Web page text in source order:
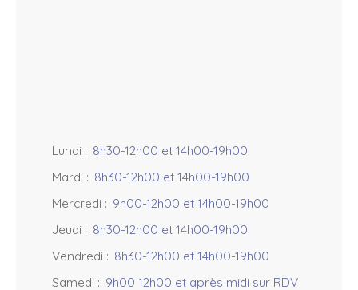
Lundi : 8h30-12h00 et 14h00-19h00
Mardi : 8h30-12h00 et 14h00-19h00
Mercredi : 9h00-12h00 et 14h00-19h00
Jeudi : 8h30-12h00 et 14h00-19h00
Vendredi : 8h30-12h00 et 14h00-19h00
Samedi : 9h00 12h00 et après midi sur RDV